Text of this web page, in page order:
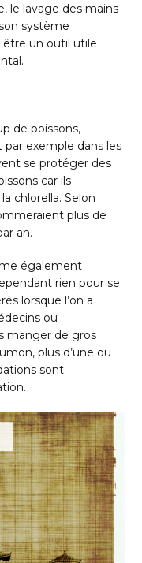
le lavage des mains
système
être un outil utile
de poissons,
exemple dans les
se protéger des
car ils
chlorella. Selon
plus de
an.
également
rien pour se
lorsque l’on a
ou
manger de gros
plus d’une ou
sont